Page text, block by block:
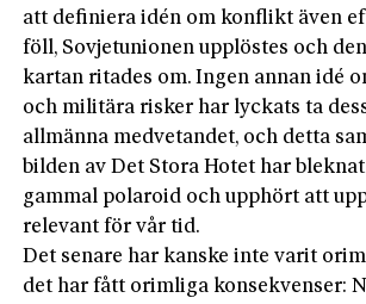
att definiera idén om konflikt även
föll, Sovjetunionen upplöstes och
kartan ritades om. Ingen annan idé
och militära risker har lyckats ta
allmänna medvetandet, och detta
bilden av Det Stora Hotet har
gammal polaroid och upphört att
relevant för vår tid.
Det senare har kanske inte varit
det har fått orimliga konsekvenser: